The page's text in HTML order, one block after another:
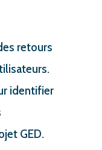
retours
identifier
GED.